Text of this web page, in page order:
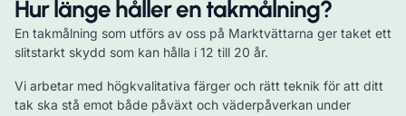
Hur länge håller en takmålning?
En takmålning som utförs av oss på Marktvättarna ger taket ett
slitstarkt skydd som kan hålla i 12 till 20 år.
Vi arbetar med högkvalitativa färger och rätt teknik för att ditt
tak ska stå emot både påväxt och väderpåverkan under